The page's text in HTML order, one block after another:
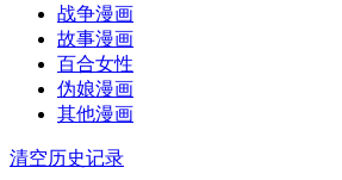
战争漫画
故事漫画
百合女性
伪娘漫画
其他漫画
清空历史记录